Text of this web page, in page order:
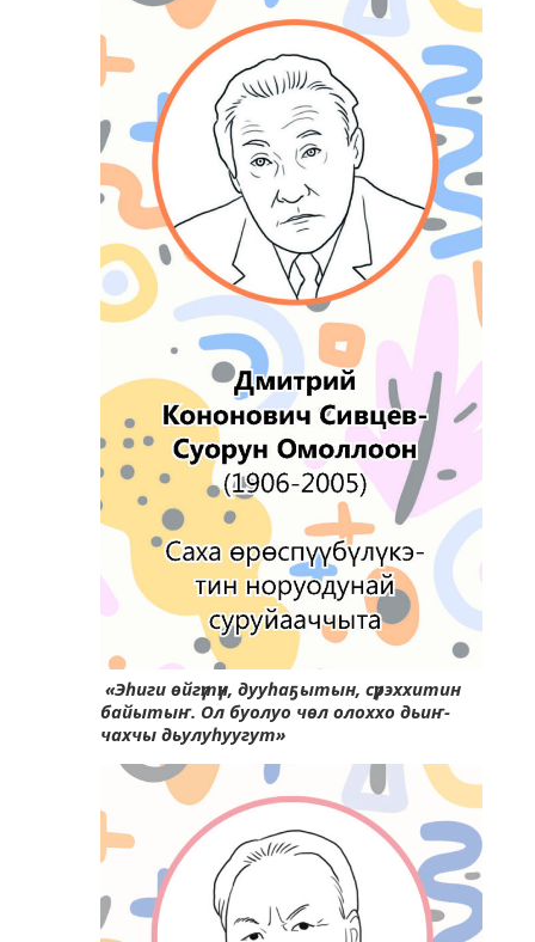
«Эһиги өйгүтүн, дууһаҕытын, сүрэххитин
байытыҥ. Ол буолуо чөл олоххо дьиҥ-
чахчы дьулуһуугут»